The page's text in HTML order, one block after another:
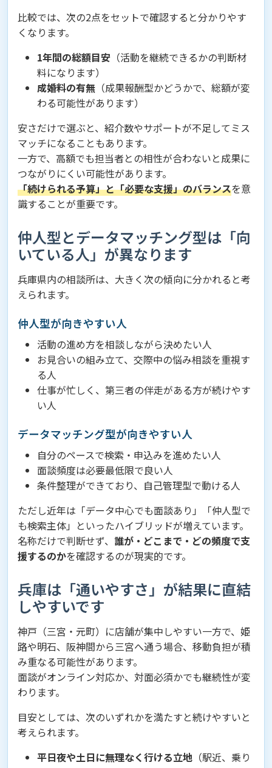
比較では、次の2点をセットで確認すると分かりやす
くなります。
1年間の総額目安 （活動を継続できるかの判断材
料になります）
成婚料の有無 （成果報酬型かどうかで、総額が変
わる可能性があります）
安さだけで選ぶと、紹介数やサポートが不足してミス
マッチになることもあります。
一方で、高額でも担当者との相性が合わないと成果に
つながりにくい可能性があります。
「続けられる予算」と「必要な支援」のバランスを意
識することが重要です。
仲人型とデータマッチング型は「向
いている人」が異なります
兵庫県内の相談所は、大きく次の傾向に分かれると考
えられます。
仲人型が向きやすい人
活動の進め方を相談しながら決めたい人
お見合いの組み立て、交際中の悩み相談を重視す
る人
仕事が忙しく、第三者の伴走がある方が続けやす
い人
データマッチング型が向きやすい人
自分のペースで検索・申込みを進めたい人
面談頻度は必要最低限で良い人
条件整理ができており、自己管理型で動ける人
ただし近年は「データ中心でも面談あり」「仲人型で
も検索主体」といったハイブリッドが増えています。
名称だけで判断せず、 誰が・どこまで・どの頻度で支
援するのかを確認するのが現実的です。
兵庫は「通いやすさ」が結果に直結
しやすいです
神戸（三宮・元町）に店舗が集中しやすい一方で、姫
路や明石、阪神間から三宮へ通う場合、移動負担が積
み重なる可能性があります。
面談がオンライン対応か、対面必須かでも継続性が変
わります。
目安としては、次のいずれかを満たすと続けやすいと
考えられます。
平日夜や土日に無理なく行ける立地 （駅近、乗り